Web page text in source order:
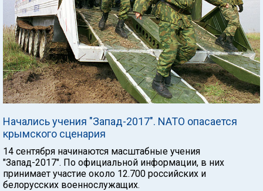
Начались учения "Запад-2017". NATO опасается
крымского сценария
14 сентября начинаются масштабные учения
"Запад-2017". По официальной информации, в них
принимает участие около 12.700 российских и
белорусских военнослужащих.